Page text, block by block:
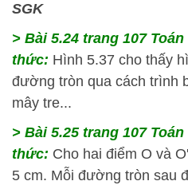
SGK
> Bài 5.24 trang 107
thức: Hình 5.37 cho thấy
đường tròn qua cách trình
mây tre...
> Bài 5.25 trang 107
thức: Cho hai điểm O và
5 cm. Mỗi đường tròn sau